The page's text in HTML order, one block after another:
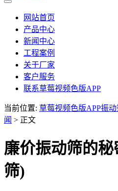
网站首页
产品中心
新闻中心
工程案例
关于厂家
客户服务
联系草莓视频色版APP
当前位置: 草莓视频色版APP振
闻 > 正文
廉价振动筛的
筛)